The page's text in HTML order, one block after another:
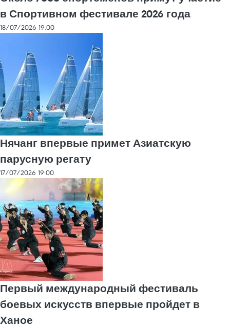
в Спортивном фестивале 2026 года
18/07/2026 19:00
Нячанг впервые примет Азиатскую
парусную регату
17/07/2026 19:00
Первый международный фестиваль
боевых искусств впервые пройдет в
Ханое